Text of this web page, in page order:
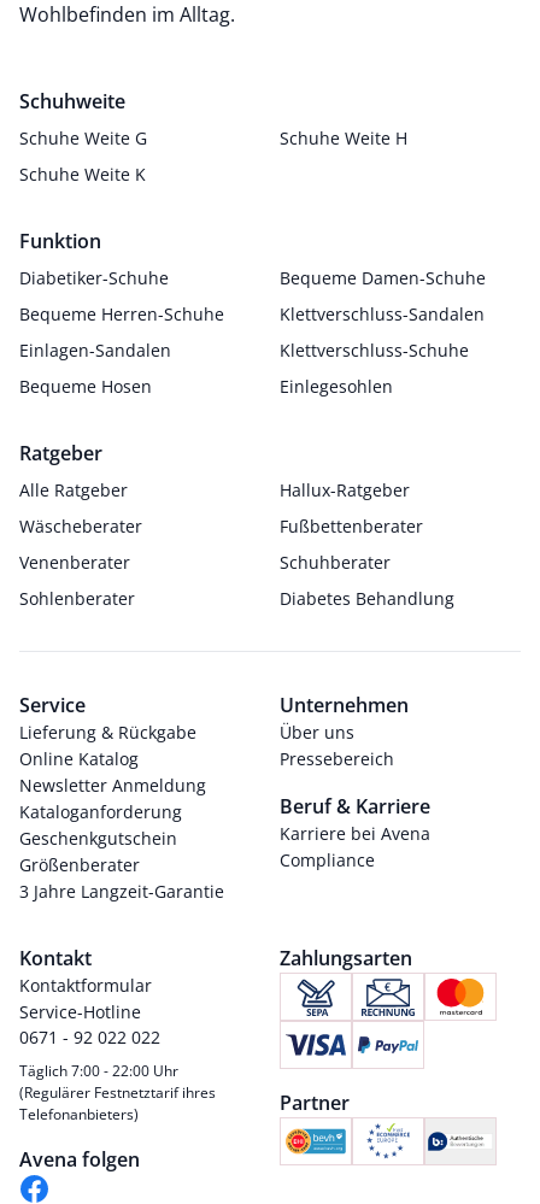
Wohlbefinden im Alltag.
Schuhweite
Schuhe Weite G
Schuhe Weite H
Schuhe Weite K
Funktion
Diabetiker-Schuhe
Bequeme Damen-Schuhe
Bequeme Herren-Schuhe
Klettverschluss-Sandalen
Einlagen-Sandalen
Klettverschluss-Schuhe
Bequeme Hosen
Einlegesohlen
Ratgeber
Alle Ratgeber
Hallux-Ratgeber
Wäscheberater
Fußbettenberater
Venenberater
Schuhberater
Sohlenberater
Diabetes Behandlung
Service
Lieferung & Rückgabe
Online Katalog
Newsletter Anmeldung
Kataloganforderung
Geschenkgutschein
Größenberater
3 Jahre Langzeit-Garantie
Unternehmen
Über uns
Pressebereich
Beruf & Karriere
Karriere bei Avena
Compliance
Kontakt
Kontaktformular
Service-Hotline
0671 - 92 022 022
Täglich 7:00 - 22:00 Uhr
(Regulärer Festnetztarif ihres
Telefonanbieters)
Avena folgen
Zahlungsarten
Partner